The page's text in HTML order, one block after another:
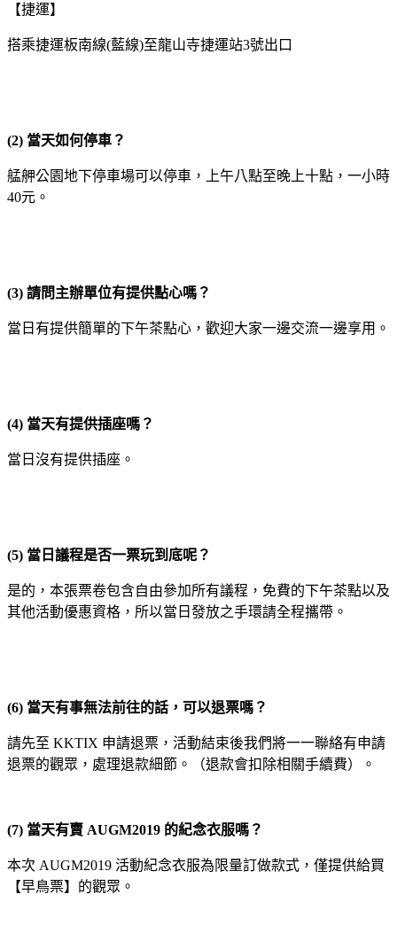
【捷運】
搭乘捷運板南線(藍線)至龍山寺捷運站3號出口
(2) 當天如何停車？
艋舺公園地下停車場可以停車，上午八點至晚上十點，一小時
40元。
(3) 請問主辦單位有提供點心嗎？
當日有提供簡單的下午茶點心，歡迎大家一邊交流一邊享用。
(4) 當天有提供插座嗎？
當日沒有提供插座。
(5) 當日議程是否一票玩到底呢？
是的，本張票卷包含自由參加所有議程，免費的下午茶點以及
其他活動優惠資格，所以當日發放之手環請全程攜帶。
(6) 當天有事無法前往的話，可以退票嗎？
請先至 KKTIX 申請退票，活動結束後我們將一一聯絡有申請
退票的觀眾，處理退款細節。（退款會扣除相關手續費）。
(7) 當天有賣 AUGM2019 的紀念衣服嗎？
本次 AUGM2019 活動紀念衣服為限量訂做款式，僅提供給買
【早鳥票】的觀眾。